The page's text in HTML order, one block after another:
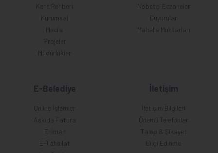
Kent Rehberi
Kurumsal
Meclis
Projeler
Müdürlükler
Nöbetçi Eczaneler
Duyurular
Mahalle Muhtarları
E-Belediye
Online İşlemler
Askıda Fatura
E-İmar
E-Tahsilat
İletişim
İletişim Bilgileri
Önemli Telefonlar
Talep & Şikayet
Bilgi Edinme